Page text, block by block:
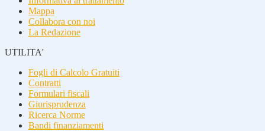
Mappa
Collabora con noi
La Redazione
UTILITA'
Fogli di Calcolo Gratuiti
Contratti
Formulari fiscali
Giurisprudenza
Ricerca Norme
Bandi finanziamenti